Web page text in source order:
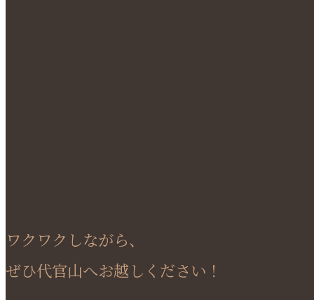
ワクワクしながら、
ぜひ代官山へお越しください！